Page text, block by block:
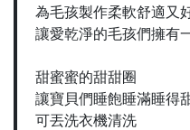
為毛孩製作柔軟舒適又
讓愛乾淨的毛孩們擁有
甜蜜蜜的甜甜圈
讓寶貝們睡飽睡滿睡得
可丟洗衣機清洗